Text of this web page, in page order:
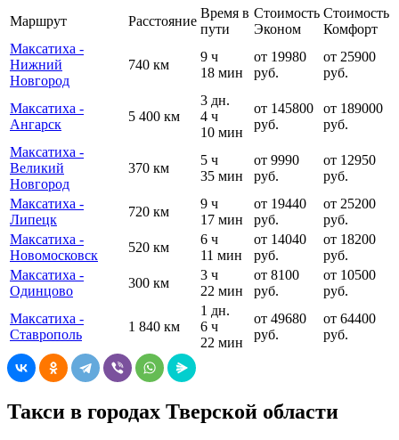
Маршрут Расстояние
Время в
пути
Стоимость
Эконом
Стоимость
Комфорт
Максатиха -
Нижний
Новгород
740 км
9 ч
18 мин
от 19980
руб.
от 25900
руб.
Максатиха -
Ангарск
5 400 км
3 дн.
4 ч
10 мин
от 145800
руб.
от 189000
руб.
Максатиха -
Великий
Новгород
370 км
5 ч
35 мин
от 9990
руб.
от 12950
руб.
Максатиха -
Липецк
720 км
9 ч
17 мин
от 19440
руб.
от 25200
руб.
Максатиха -
Новомосковск
520 км
6 ч
11 мин
от 14040
руб.
от 18200
руб.
Максатиха -
Одинцово
300 км
3 ч
22 мин
от 8100
руб.
от 10500
руб.
Максатиха -
Ставрополь
1 840 км
1 дн.
6 ч
22 мин
от 49680
руб.
от 64400
руб.
Такси в городах Тверской области